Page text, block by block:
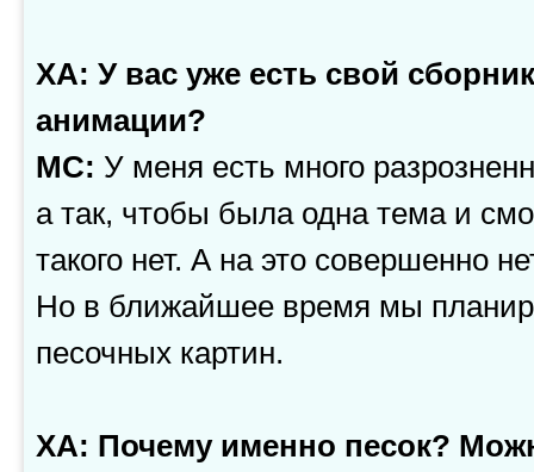
ХА: У вас уже есть свой
анимации?
МС: У меня есть много
а так, чтобы была одна тема и
такого нет. А на это совершенно
Но в ближайшее время мы
песочных картин.
ХА: Почему именно песок?